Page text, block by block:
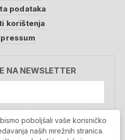
podataka
korištenja
NA NEWSLETTER
podaci spremaju u bazu
slanja MojaRijeka
poboljšali vaše korisničko
naših mrežnih stranica.